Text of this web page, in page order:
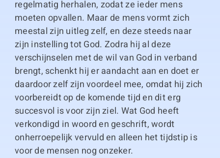
regelmatig herhalen, zodat ze ieder mens
moeten opvallen. Maar de mens vormt zich
meestal zijn uitleg zelf, en deze steeds naar
zijn instelling tot God. Zodra hij al deze
verschijnselen met de wil van God in verband
brengt, schenkt hij er aandacht aan en doet er
daardoor zelf zijn voordeel mee, omdat hij zich
voorbereidt op de komende tijd en dit erg
succesvol is voor zijn ziel. Wat God heeft
verkondigd in woord en geschrift, wordt
onherroepelijk vervuld en alleen het tijdstip is
voor de mensen nog onzeker.